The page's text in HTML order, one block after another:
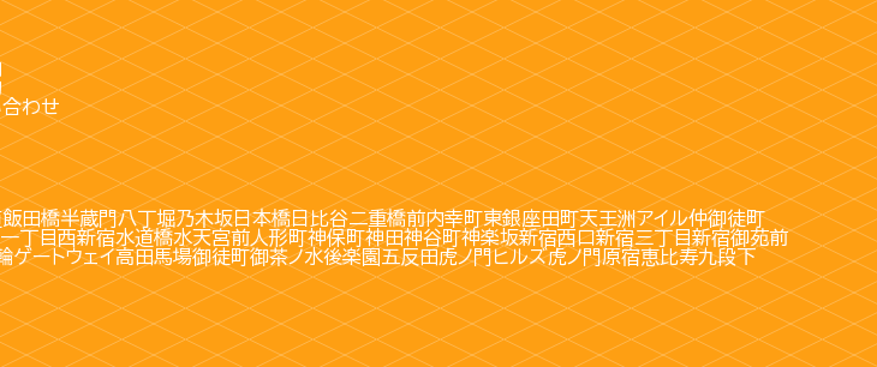
わせ
飯田橋半蔵門八丁堀乃木坂日本橋日比谷二重橋前内幸町東銀座田町天王洲アイル仲御徒町
丁目 西新宿水道橋水天宮前 人形町神保町神田神谷町神楽坂新宿西口新宿三丁目新宿御苑前
ゲートウェイ高田馬場御徒町御茶ノ水後楽園五反田虎ノ門ヒルズ虎ノ門原宿恵比寿九段下